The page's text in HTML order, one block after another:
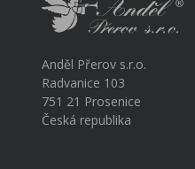
Anděl Přerov s.r.o.
Radvanice 103
751 21 Prosenice
Česká republika